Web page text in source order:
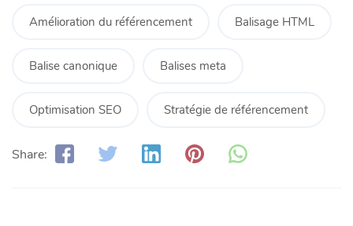
Amélioration du référencement Balisage HTML
Balise canonique Balises meta
Optimisation SEO Stratégie de référencement
Share: